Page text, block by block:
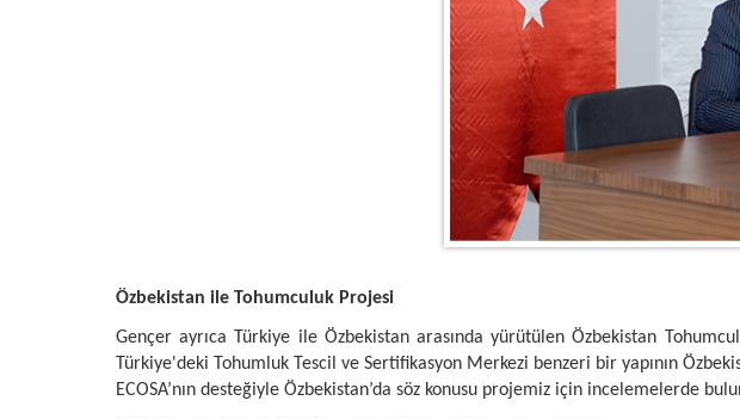
Özbekistan ile Tohumculuk Projesi
Gençer ayrıca Türkiye ile Özbekistan arasında yürütülen Özbekistan
Türkiye'deki Tohumluk Tescil ve Sertifikasyon Merkezi benzeri bir yapının
ECOSA’nın desteğiyle Özbekistan’da söz konusu projemiz için incelemelerde